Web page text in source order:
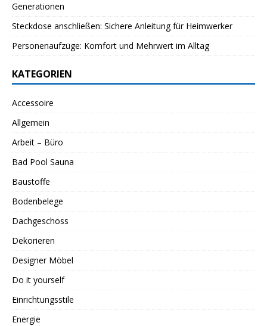
Generationen
Steckdose anschließen: Sichere Anleitung für Heimwerker
Personenaufzüge: Komfort und Mehrwert im Alltag
KATEGORIEN
Accessoire
Allgemein
Arbeit – Büro
Bad Pool Sauna
Baustoffe
Bodenbelege
Dachgeschoss
Dekorieren
Designer Möbel
Do it yourself
Einrichtungsstile
Energie